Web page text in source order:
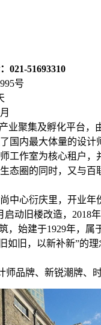
021-51693310
号
业聚集及孵化平台
国内最大体量的设计
工作室为核心租户
态圈的同时，又与
中心衍庆里，开业年
动旧楼改造，2018
，始建于1929年，
如旧，以新补新”的
师品牌、新锐潮牌、